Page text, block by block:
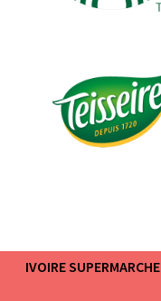
IVOIRE SUPERMARCHE